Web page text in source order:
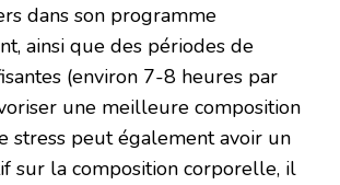
dans son programme
ainsi que des périodes de
(environ 7-8 heures par
une meilleure composition
stress peut également avoir un
sur la composition corporelle, il